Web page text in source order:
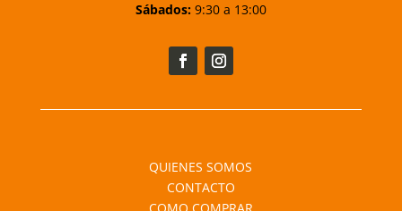
Sábados:9:30 a 13:00
QUIENES SOMOS
CONTACTO